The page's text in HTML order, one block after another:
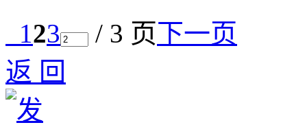
123 / 3 页下一页
返 回